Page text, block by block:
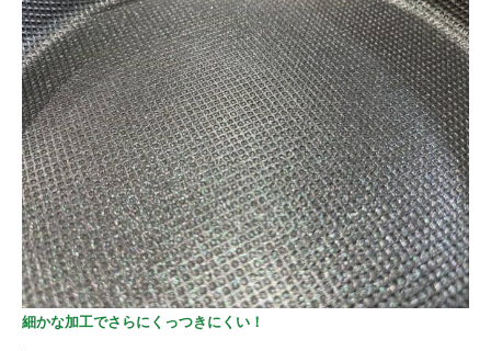
細かな加工でさらにくっつきにくい！